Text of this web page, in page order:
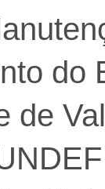
do
de